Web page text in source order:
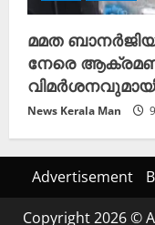
മമത
നേരെ
News Kerala Man
Advertisement
Copyright 2026 ©